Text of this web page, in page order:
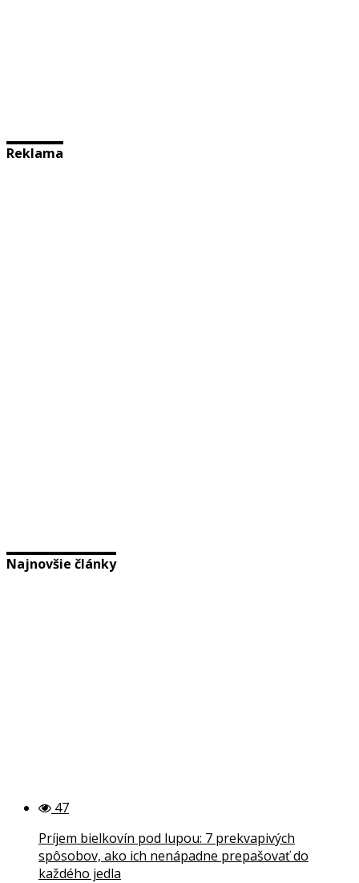
Reklama
Najnovšie články
47
Príjem bielkovín pod lupou: 7 prekvapivých
spôsobov, ako ich nenápadne prepašovať do
každého jedla